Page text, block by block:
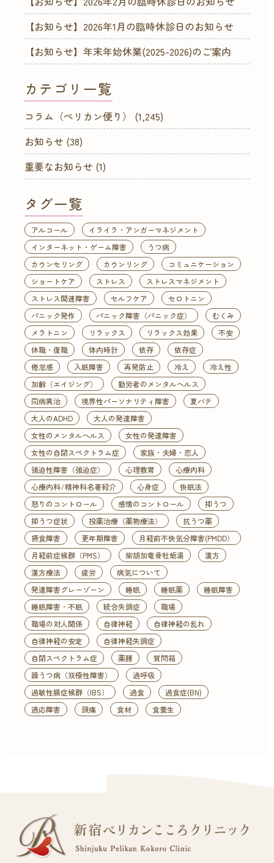
【お知らせ】2026年1月の臨時休診日のお知らせ
【お知らせ】年末年始休業(2025-2026)のご案内
カテゴリ一覧
コラム（ペリカン便り）
(1,245)
お知らせ (38)
重要なお知らせ (1)
タグ一覧
アルコール
イライラ・アンガーマネジメント
インターネット・ゲーム障害
うつ病
カウンセリング
カウンリング
コミュニケーション
ショートケア
ストレス
ストレスマネジメント
ストレス関連障害
セルフケア
セロトニン
パニック発作
パニック障害（パニック症）
むくみ
メラトニン
リラックス リラックス効果
不安
休職・復職
体内時計 依存
依存症
倦怠感
入眠障害 再発防止 冷え
冷え性
加齢（エイジング）
勤労者のメンタルヘルス
同病異治
境界性パーソナリティ障害
夏バテ
大人のADHD
大人の発達障害
女性のメンタルヘルス
女性の発達障害
女性の自閉スペクトラム症
家族・夫婦・恋人
強迫性障害（強迫症）
心理教育
心療内科
心療内科/精神科名著紹介
心身症
快眠法
怒りのコントロール
感情のコントロール
抑うつ
抑うつ症状
投薬治療（薬物療法）
抗うつ薬
摂食障害
更年期障害
月経前不快気分障害(PMDD）
月経前症候群（PMS）
柴胡加竜骨牡蛎湯
漢方
漢方療法
疲労
病気について
発達障害グレーゾーン
睡眠 睡眠薬
睡眠障害
睡眠障害・不眠
統合失調症
職場
職場の対人関係
自律神経
自律神経の乱れ
自律神経の安定
自律神経失調症
自閉スペクトラム症
薬膳
質問箱
躁うつ病（双極性障害）
過呼吸
過敏性腸症候群（IBS）
過食
過食症(BN)
適応障害
頭痛 食材 食養生